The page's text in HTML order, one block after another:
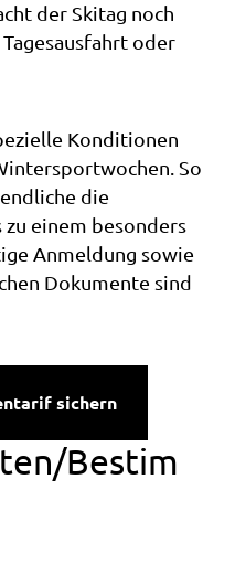
der Skitag noch
oder
Konditionen
So
die
zu einem besonders
Anmeldung sowie
Dokumente sind
sichern
Bestim